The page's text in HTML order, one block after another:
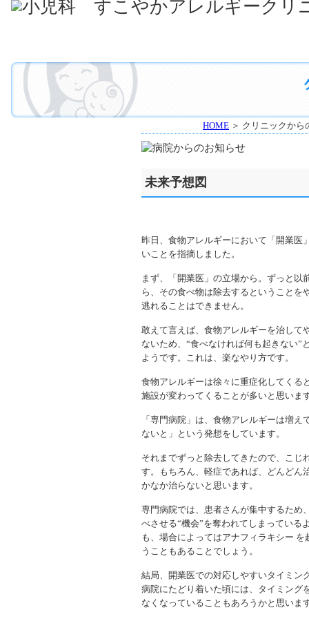
HOME ＞ クリニックか
未来予想図
昨日、食物アレルギーにおいて「開業医
いことを指摘しました。
まず、「開業医」の立場から。ずっと以
ら、その食べ物は除去するということを
逃れることはできません。
敢えて言えば、食物アレルギーを治して
ないため、“食べなければ何も起きない”
ようです。これは、楽なやり方です。
食物アレルギーは徐々に重症化してくる
施設が変わってくることが多いと思いま
「専門病院」は、食物アレルギーは増
ないと」という発想をしています。
それまでずっと除去してきたので、こじ
す。もちろん、軽症であれば、どんどん
かなか治らないと思います。
専門病院では、患者さんが集中するため
べさせる“機会”を奪われてしまっている
も、場合によってはアナフィラキシー
うこともあることでしょう。
結局、開業医での対応しやすいタイミン
病院にたどり着いた頃には、タイミング
なくなっていることもあろうかと思いま